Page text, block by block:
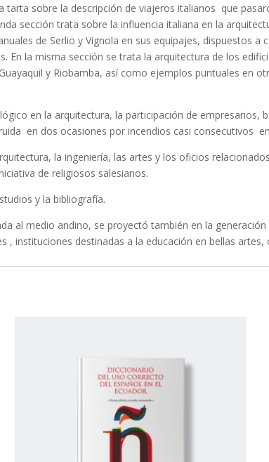
tarta sobre la descripción de viajeros italianos que
sección trata sobre la influencia italiana en la
de Serlio y Vignola en sus equipajes, dispuestos
En la misma sección se trata la arquitectura de los
y Riobamba, así como ejemplos puntuales en
en la arquitectura, la participación de empresarios,
en dos ocasiones por incendios casi consecutivos
la ingeniería, las artes y los oficios
de religiosos salesianos.
y la bibliografía.
al medio andino, se proyectó también en la
, instituciones destinadas a la educación en bellas